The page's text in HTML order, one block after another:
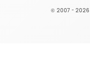
© 2007 - 2026